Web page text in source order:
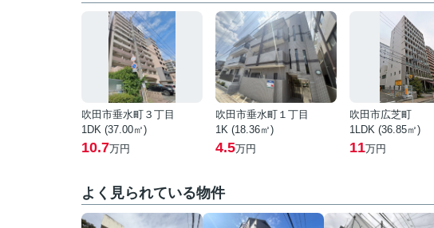
吹田市垂水町３丁目
1DK (37.00㎡)
10.7万円
吹田市垂水町１丁目
1K (18.36㎡)
4.5万円
吹田市広芝町
1LDK (36.85㎡)
11万円
よく見られている物件